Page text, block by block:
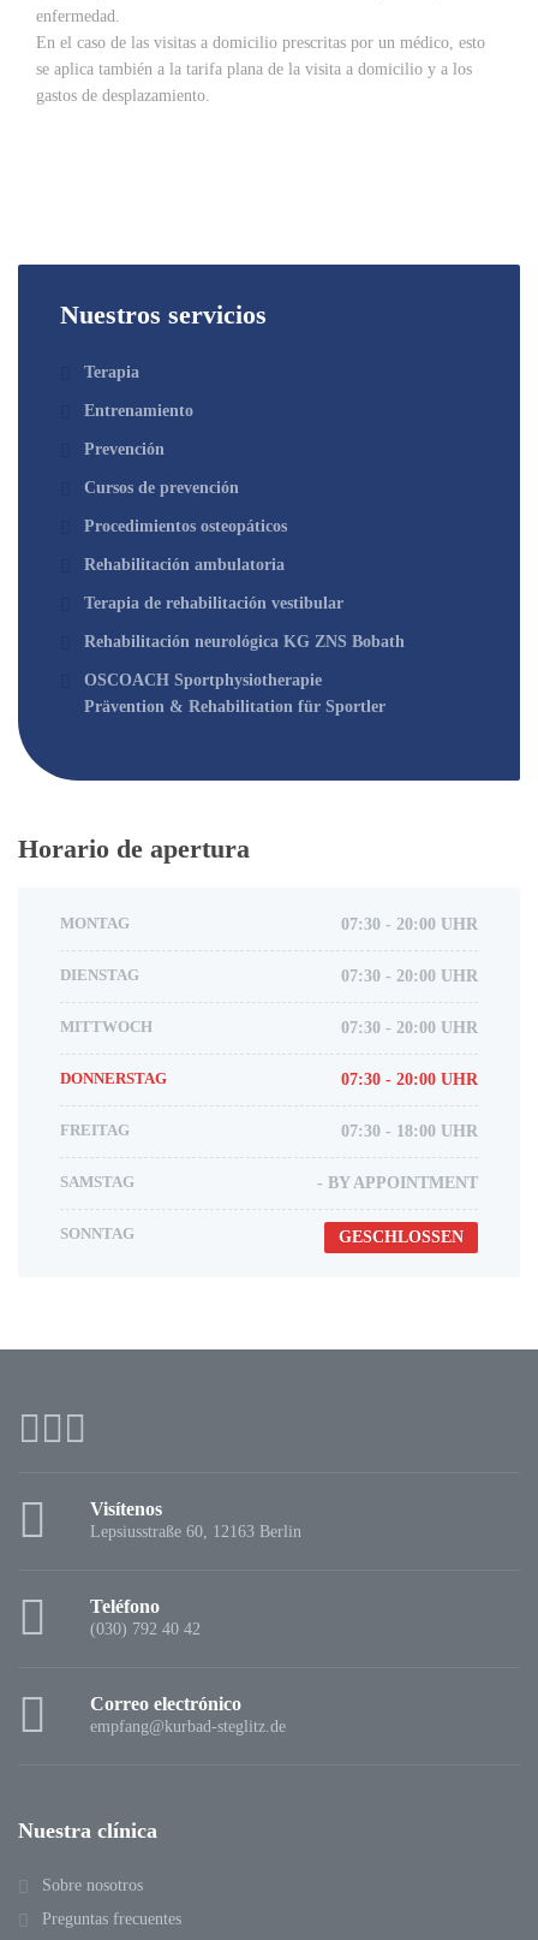
enfermedad.
En el caso de las visitas a domicilio prescritas por un médico, esto
se aplica también a la tarifa plana de la visita a domicilio y a los
gastos de desplazamiento.
Nuestros servicios
Terapia
Entrenamiento
Prevención
Cursos de prevención
Procedimientos osteopáticos
Rehabilitación ambulatoria
Terapia de rehabilitación vestibular
Rehabilitación neurológica KG ZNS Bobath
OSCOACH Sportphysiotherapie
Prävention & Rehabilitation für Sportler
Horario de apertura
MONTAG 07:30 - 20:00 UHR
DIENSTAG 07:30 - 20:00 UHR
MITTWOCH 07:30 - 20:00 UHR
DONNERSTAG 07:30 - 20:00 UHR
FREITAG 07:30 - 18:00 UHR
SAMSTAG - BY APPOINTMENT
SONNTAG GESCHLOSSEN
Visítenos
Lepsiusstraße 60, 12163 Berlin
Teléfono
(030) 792 40 42
Correo electrónico
empfang@kurbad-steglitz.de
Nuestra clínica
Sobre nosotros
Preguntas frecuentes